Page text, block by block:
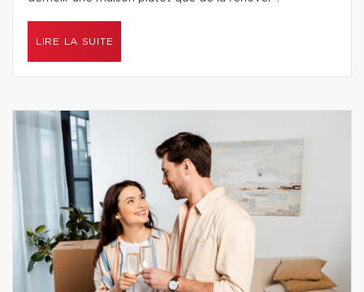
LIRE LA SUITE